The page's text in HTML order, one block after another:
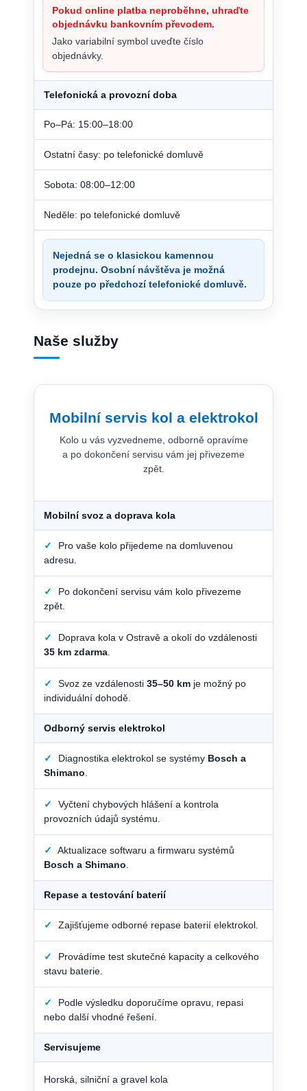
Pokud online platba neproběhne, uhraďte
objednávku bankovním převodem.
Jako variabilní symbol uveďte číslo
objednávky.
Telefonická a provozní doba
Po–Pá: 15:00–18:00
Ostatní časy: po telefonické domluvě
Sobota: 08:00–12:00
Neděle: po telefonické domluvě
Nejedná se o klasickou kamennou
prodejnu. Osobní návštěva je možná
pouze po předchozí telefonické domluvě.
Naše služby
Mobilní servis kol a elektrokol
Kolo u vás vyzvedneme, odborně opravíme
a po dokončení servisu vám jej přivezeme
zpět.
Mobilní svoz a doprava kola
✓
Pro vaše kolo přijedeme na domluvenou
adresu.
✓
Po dokončení servisu vám kolo přivezeme
zpět.
✓
Doprava kola v Ostravě a okolí do vzdálenosti
35 km zdarma
✓ Svoz ze vzdálenosti 35–50 km je možný po
individuální dohodě.
Odborný servis elektrokol
✓ Diagnostika elektrokol se systémy Bosch a
Shimano
✓
Vyčtení chybových hlášení a kontrola
provozních údajů systému.
✓
Aktualizace softwaru a firmwaru systémů
Bosch a Shimano
Repase a testování baterií
✓ Zajišťujeme odborné repase baterií elektrokol.
✓
Provádíme test skutečné kapacity a celkového
stavu baterie.
✓
Podle výsledku doporučíme opravu, repasi
nebo další vhodné řešení.
Servisujeme
Horská, silniční a gravel kola